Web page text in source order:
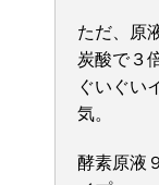
ただ、原
炭酸で３
ぐいぐい
気。
酵素原液